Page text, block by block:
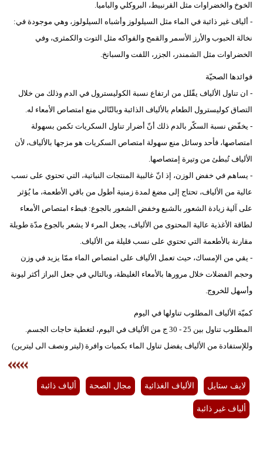
الخوخ والخضراوات مثل القرنبيط، البروكلي والباميا.
- ألياف غير ذائبة في الماء مثل السيلولوز وأشباه السيلولوز، وهي موجودة في:
نخالة الحبوب والأرز الأسمر والقمح والفواكه مثل التوت والكمثرى، وفي
الخضراوات مثل الشمندر، الجزر، اللفت والسبانخ.
فوائدها الصحيّة
- ان تناول الألياف يقّلل من ارتفاع نسبة الكوليسترول في الدم وذلك من خلال
التصاق كوليسترول الطعام بالألياف الذائبة وبالتّالي منع امتصاص الأمعاء له.
- يخفّض نسبة السكّر بالدم ذلك أنّ أضرار تناول السكريات تكمن بسهولة
امتصاصها، فأحد وسائل منع سهولة امتصاص السكريات هو مزجها بالألياف، لأن
الألياف تُبطئ من وتيرة إمتصاصها.
- يساهم في خفض الوزن، إذ انّ غالبية المنتجات النباتية، التي تحتوي على نسب
عالية من الألياف، تحتاج إلى مضغ لمدة زمنية أطول من باقي الأطعمة، ما يُؤثر
على آلية زيادة الشعور بالشبع وخفض الشعور بالجوع: فبطء امتصاص الأمعاء
لطاقة الأغذية عالية المحتوى من الألياف، يجعل المرء لا يشعر بالجوع مدّة طويلة
مقارنة بالأطعمة التي تحتوي على نسب قليلة من الألياف.
- يقي من الإمساك، حيث تعمل الألياف على امتصاص الماء ممّا يزيد في وزن
وحجم الفضلات خلال مرورها بالأمعاء الغليظة، وبالتالي في جعل البراز أكثر ليونة
وأسهل للخروج.
كميّة الألياف المطلوب تناولها في اليوم
المطلوب تناول بين 25 - 30 ج من الألياف في اليوم، لتغطية حاجات الجسم.
وللإستفادة من الألياف يفضل تناول الماء بكميات وافرة (ليتر ونصف الى ليترين)
لايف ستايل الألياف الغذائية مجال الصحة ألياف ذائبة
ألياف غير ذائبة